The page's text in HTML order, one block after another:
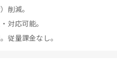
削減。
対応可能。
従量課金なし。